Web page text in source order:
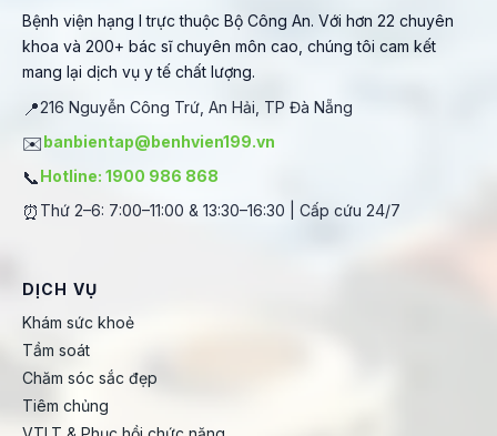
Bệnh viện hạng I trực thuộc Bộ Công An. Với hơn 22 chuyên
khoa và 200+ bác sĩ chuyên môn cao, chúng tôi cam kết
mang lại dịch vụ y tế chất lượng.
📍216 Nguyễn Công Trứ, An Hải, TP Đà Nẵng
✉️banbientap@benhvien199.vn
📞Hotline: 1900 986 868
⏰ Thứ 2–6: 7:00–11:00 & 13:30–16:30 | Cấp cứu 24/7
DỊCH VỤ
Khám sức khoẻ
Tầm soát
Chăm sóc sắc đẹp
Tiêm chủng